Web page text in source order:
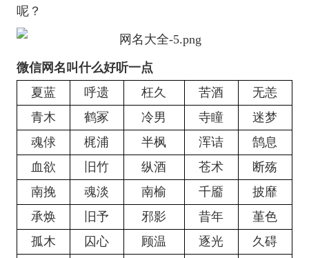
呢？
微信网名叫什么好听一点
夏蓝
呼遗 枉久 苦酒
无恙
青木
鹤冢 冷男 寺瞳
迷梦
魂俅
梶浦 半枫 浑诘
鹄息
血欲
旧竹 纵酒 苍术
断殇
南挽
魂淡 南榆 千靥
披靡
承焕
旧予 邪影 昔年
堇色
孤木
囚心 顾温 逐光
久碍